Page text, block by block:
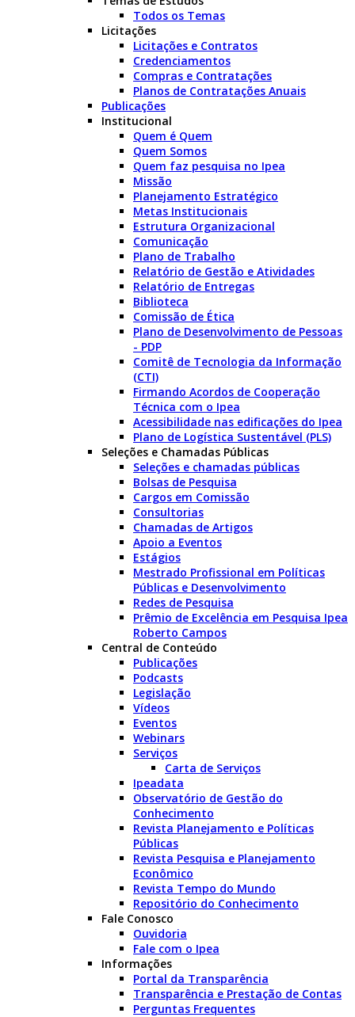
Todos os Temas
Licitações
Licitações e Contratos
Credenciamentos
Compras e Contratações
Planos de Contratações Anuais
Publicações
Institucional
Quem é Quem
Quem Somos
Quem faz pesquisa no Ipea
Missão
Planejamento Estratégico
Metas Institucionais
Estrutura Organizacional
Comunicação
Plano de Trabalho
Relatório de Gestão e Atividades
Relatório de Entregas
Biblioteca
Comissão de Ética
Plano de Desenvolvimento de Pessoas
- PDP
Comitê de Tecnologia da Informação
(CTI)
Firmando Acordos de Cooperação
Técnica com o Ipea
Acessibilidade nas edificações do Ipea
Plano de Logística Sustentável (PLS)
Seleções e Chamadas Públicas
Seleções e chamadas públicas
Bolsas de Pesquisa
Cargos em Comissão
Consultorias
Chamadas de Artigos
Apoio a Eventos
Estágios
Mestrado Profissional em Políticas
Públicas e Desenvolvimento
Redes de Pesquisa
Prêmio de Excelência em Pesquisa Ipea
Roberto Campos
Central de Conteúdo
Publicações
Podcasts
Legislação
Vídeos
Eventos
Webinars
Serviços
Carta de Serviços
Ipeadata
Observatório de Gestão do
Conhecimento
Revista Planejamento e Políticas
Públicas
Revista Pesquisa e Planejamento
Econômico
Revista Tempo do Mundo
Repositório do Conhecimento
Fale Conosco
Ouvidoria
Fale com o Ipea
Informações
Portal da Transparência
Transparência e Prestação de Contas
Perguntas Frequentes